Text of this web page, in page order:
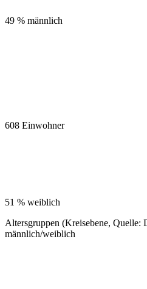
49 % männlich
608 Einwohner
51 % weiblich
Altersgruppen (Kreisebene, Quelle:
männlich/weiblich